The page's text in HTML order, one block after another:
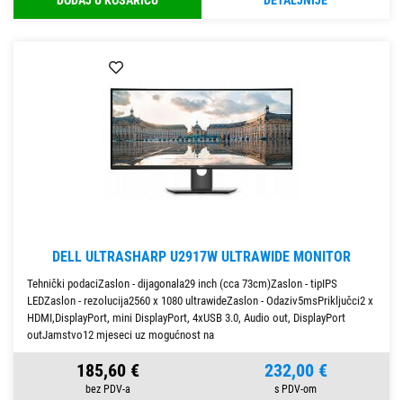
DELL ULTRASHARP U2917W ULTRAWIDE MONITOR
Tehnički podaciZaslon - dijagonala29 inch (cca 73cm)Zaslon - tipIPS
LEDZaslon - rezolucija2560 x 1080 ultrawideZaslon - Odaziv5msPriključci2 x
HDMI,DisplayPort, mini DisplayPort, 4xUSB 3.0, Audio out, DisplayPort
outJamstvo12 mjeseci uz mogućnost na
185,60 € 232,00 €